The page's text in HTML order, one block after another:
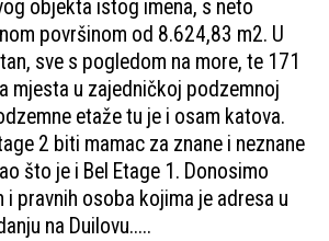
objekta istog imena, s neto
površinom od 8.624,83 m2. U
sve s pogledom na more, te 171
mjesta u zajedničkoj podzemnoj
etaže tu je i osam katova.
2 biti mamac za znane i neznane
što je i Bel Etage 1. Donosimo
i pravnih osoba kojima je adresa u
na Duilovu.....